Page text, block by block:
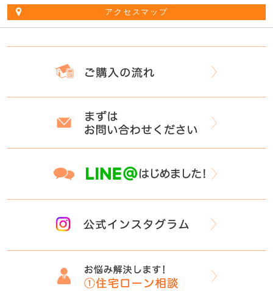
アクセスマップ